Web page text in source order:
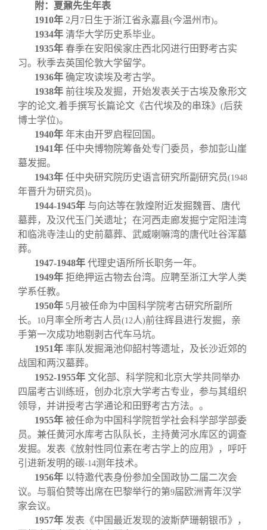
附：夏鼐先生年表
1910年 2月 7 日生于浙江省永嘉县(今温州市)。
1934年 清华大学历史系毕业。
1935年 春季在安阳侯家庄西北冈进行田野考古实
习。秋季去英国伦敦大学留学。
1936年 确定攻读埃及考古学。
1938年 前往埃及发掘，开始发表关于古埃及象形文
字的论文,着手撰写长篇论文《古代埃及的串珠》 (后获
博士学位)。
1940年 年末由开罗启程回国。
1941年 任中央博物院筹备处专门委员，参加彭山崖
墓发掘。
1943年 任中央研究院历史语言研究所副研究员(1948
年晋升为研究员)。
1944-1945年 与向达等在敦煌附近发掘魏晋、唐代
墓葬，及汉代玉门关遗址；在河西走廊发掘宁定阳洼湾
和临洮寺洼山的史前墓葬、武威喇嘛湾的唐代吐谷浑墓
葬。
1947-1948年 代理史语所所长职务一年。
1949年 拒绝押运古物去台湾。应聘至浙江大学人类
学系任教。
1950年 5月被任命为中国科学院考古研究所副所
长。
10月率全所考古人员(12人)前往辉县进行发掘，亲
手第一次成功地剔剥古代车马坑。
1951年 率队发掘渑池仰韶村等遗址，及长沙近郊的
战国和两汉墓葬。
1952-1955年 文化部、科学院和北京大学共同举办
四届考古训练班，创办北京大学考古专业，参与其组织
领导，并讲授考古学通论和田野考古方法。。
1955年 被任命为中国科学院哲学社会科学部学部委
员。兼任黄河水库考古队队长，主持黄河水库区的调查
发掘。发表《放射性同位素在考古学上的应用》，呼吁
引进新发明的碳-14测年技术。
1956年 以特邀代表身份参加全国政协二届二次会
议。与翦伯赞等出席在巴黎举行的第9届欧洲青年汉学
家会议。
1957年 发表《中国最近发现的波斯萨珊朝银币》，